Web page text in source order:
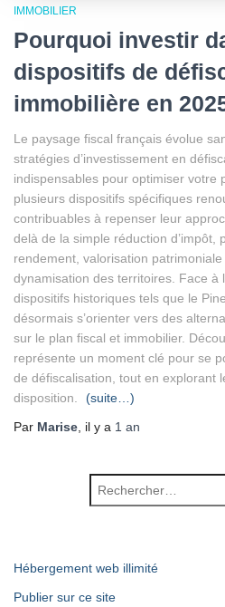
IMMOBILIER
Pourquoi investir
dispositifs de
immobilière en
Le paysage fiscal français évolue
stratégies d’investissement en
indispensables pour optimiser votre
plusieurs dispositifs spécifiques
contribuables à repenser leur
delà de la simple réduction d’impôt,
rendement, valorisation
dynamisation des territoires. Face à
dispositifs historiques tels que le
désormais s’orienter vers des
sur le plan fiscal et immobilier.
représente un moment clé pour se
de défiscalisation, tout en explorant
disposition.
(suite…)
Par Marise , il y a 1 an
Hébergement web illimité
Publier sur ce site